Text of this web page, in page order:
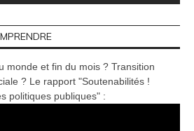
monde et fin du mois ? Transition
? Le rapport "Soutenabilités !
politiques publiques" :